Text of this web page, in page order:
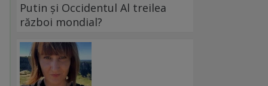
Putin și Occidentul Al treilea
război mondial?